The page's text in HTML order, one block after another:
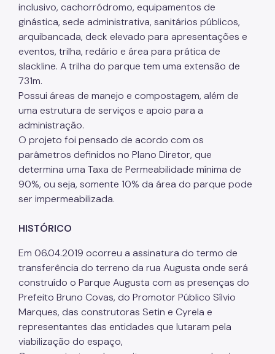
Heliponto
Áreas Contaminadas
Estudos Ambientais
Produtos Perigosos
TCA - Termo de Compromisso Ambiental
Motogeradores
IPVA
Fiscalização Ambiental
Defesa e Valorização Ambiental
TAC - Termo de Ajustamento de Conduta
Mudanças Climáticas
Comitê do Clima
Inventário de GEE
Plano de Ação Climática
COMFROTA-SP
inclusivo, cachorródromo, equipamentos de
ginástica, sede administrativa, sanitários públicos,
arquibancada, deck elevado para apresentações e
eventos, trilha, redário e área para prática de
slackline. A trilha do parque tem uma extensão de
731m.
Possui áreas de manejo e compostagem, além de
uma estrutura de serviços e apoio para a
administração.
O projeto foi pensado de acordo com os
parâmetros definidos no Plano Diretor, que
determina uma Taxa de Permeabilidade mínima de
90%, ou seja, somente 10% da área do parque pode
ser impermeabilizada.
HISTÓRICO
Em 06.04.2019 ocorreu a assinatura do termo de
transferência do terreno da rua Augusta onde será
construído o Parque Augusta com as presenças do
Prefeito Bruno Covas, do Promotor Público Sílvio
Marques, das construtoras Setin e Cyrela e
representantes das entidades que lutaram pela
viabilização do espaço,